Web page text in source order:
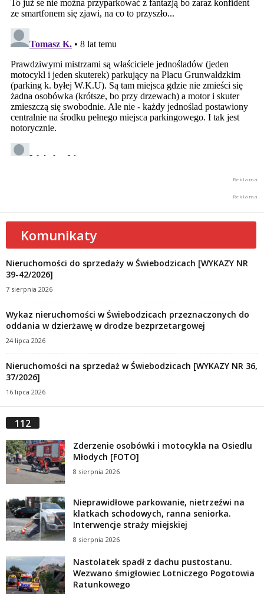
Komunikaty
Nieruchomości do sprzedaży w Świebodzicach [WYKAZY NR
39-42/2026]
7 sierpnia 2026
Wykaz nieruchomości w Świebodzicach przeznaczonych do
oddania w dzierżawę w drodze bezprzetargowej
24 lipca 2026
Nieruchomości na sprzedaż w Świebodzicach [WYKAZY NR 36,
37/2026]
16 lipca 2026
112
Zderzenie osobówki i motocykla na Osiedlu
Młodych [FOTO]
8 sierpnia 2026
Nieprawidłowe parkowanie, nietrzeźwi na
klatkach schodowych, ranna seniorka.
Interwencje straży miejskiej
8 sierpnia 2026
Nastolatek spadł z dachu pustostanu.
Wezwano śmigłowiec Lotniczego Pogotowia
Ratunkowego